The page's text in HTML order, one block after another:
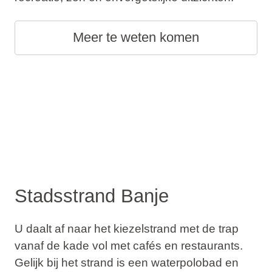
Meer te weten komen
Stadsstrand Banje
U daalt af naar het kiezelstrand met de trap
vanaf de kade vol met cafés en restaurants.
Gelijk bij het strand is een waterpolobad en